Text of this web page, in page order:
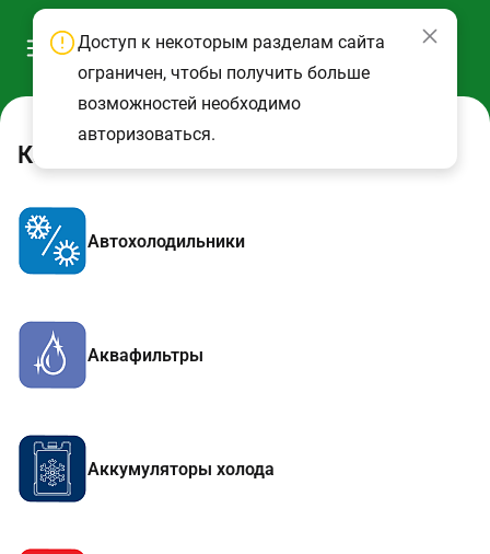
Каталог
Автохолодильники
Аквафильтры
Аккумуляторы холода
Доступ к некоторым разделам сайта
ограничен, чтобы получить больше
возможностей необходимо
авторизоваться.